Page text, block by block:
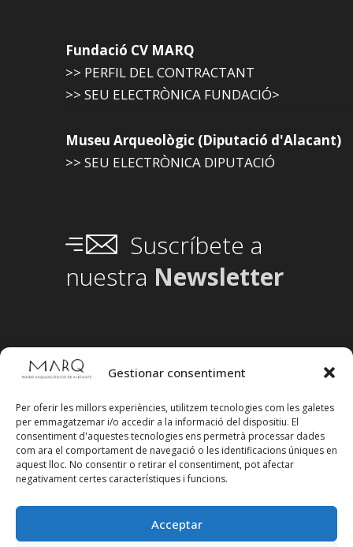
Gestionar consentiment
Per oferir les millors experiències, utilitzem tecnologies com les galetes
per emmagatzemar i/o accedir a la informació del dispositiu. El
consentiment d'aquestes tecnologies ens permetrà processar dades
com ara el comportament de navegació o les identificacions úniques en
aquest lloc. No consentir o retirar el consentiment, pot afectar
negativament certes característiques i funcions.
Acceptar
Fundació CV MARQ
>> PERFIL DEL CONTRACTANT
>> SEU ELECTRÒNICA FUNDACIÓ>
Museu Arqueològic (Diputació d'Alacant)
>> SEU ELECTRÒNICA DIPUTACIÓ
Suscríbete a
nuestra Newsletter